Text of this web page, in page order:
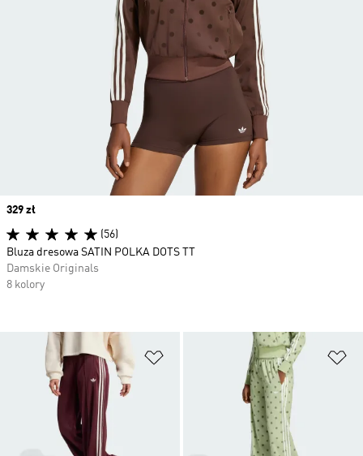
Dodaj do listy życzeń
Price
329 zł
(56)
Bluza dresowa SATIN POLKA DOTS TT
Damskie Originals
8 kolory